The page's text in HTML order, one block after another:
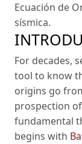
Ecuación de
sísmica.
For decades,
tool to know
origins go
prospection
fundamental
begins with